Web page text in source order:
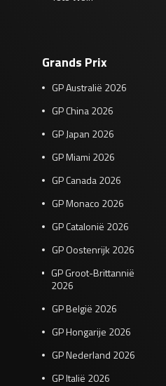
Grands Prix
GP Australië 2026
GP China 2026
GP Japan 2026
GP Miami 2026
GP Canada 2026
GP Monaco 2026
GP Catalonië 2026
GP Oostenrijk 2026
GP Groot-Brittannië
2026
GP België 2026
GP Hongarije 2026
GP Nederland 2026
GP Italië 2026